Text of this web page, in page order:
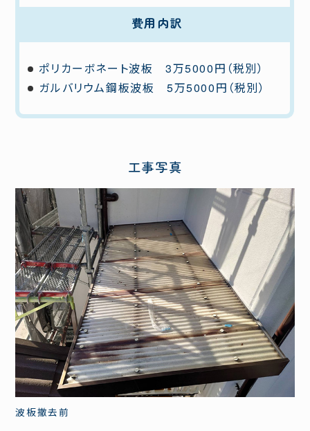
費用内訳
ポリカーボネート波板 3万5000円（税別）
ガルバリウム鋼板波板 5万5000円（税別）
工事写真
波板撤去前